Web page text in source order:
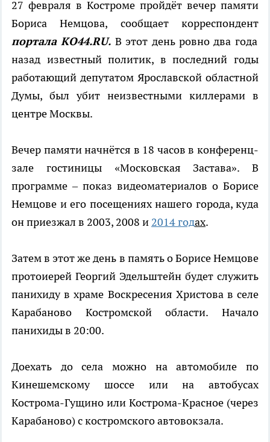
27 февраля в Костроме пройдёт вечер памяти
Бориса Немцова, сообщает корреспондент
портала КO44.RU. В этот день ровно два года
назад известный политик, в последний годы
работающий депутатом Ярославской областной
Думы, был убит неизвестными киллерами в
центре Москвы.
Вечер памяти начнётся в 18 часов в конференц-
зале гостиницы «Московская Застава». В
программе – показ видеоматериалов о Борисе
Немцове и его посещениях нашего города, куда
он приезжал в 2003, 2008 и 2014 годах.
Затем в этот же день в память о Борисе Немцове
протоиерей Георгий Эдельштейн будет служить
панихиду в храме Воскресения Христова в селе
Карабаново Костромской области. Начало
панихиды в 20:00.
Доехать до села можно на автомобиле по
Кинешемскому шоссе или на автобусах
Кострома-Гущино или Кострома-Красное (через
Карабаново) с костромского автовокзала.